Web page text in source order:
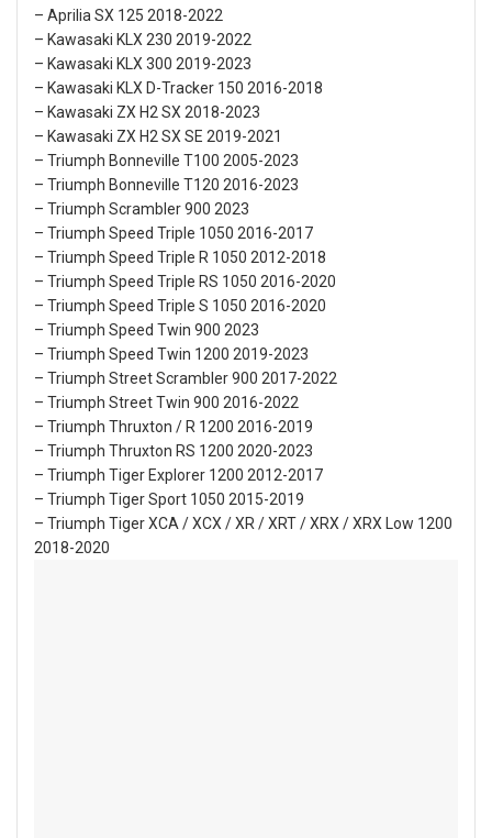
– Aprilia SX 125 2018-2022
– Kawasaki KLX 230 2019-2022
– Kawasaki KLX 300 2019-2023
– Kawasaki KLX D-Tracker 150 2016-2018
– Kawasaki ZX H2 SX 2018-2023
– Kawasaki ZX H2 SX SE 2019-2021
– Triumph Bonneville T100 2005-2023
– Triumph Bonneville T120 2016-2023
– Triumph Scrambler 900 2023
– Triumph Speed Triple 1050 2016-2017
– Triumph Speed Triple R 1050 2012-2018
– Triumph Speed Triple RS 1050 2016-2020
– Triumph Speed Triple S 1050 2016-2020
– Triumph Speed Twin 900 2023
– Triumph Speed Twin 1200 2019-2023
– Triumph Street Scrambler 900 2017-2022
– Triumph Street Twin 900 2016-2022
– Triumph Thruxton / R 1200 2016-2019
– Triumph Thruxton RS 1200 2020-2023
– Triumph Tiger Explorer 1200 2012-2017
– Triumph Tiger Sport 1050 2015-2019
– Triumph Tiger XCA / XCX / XR / XRT / XRX / XRX Low 1200
2018-2020